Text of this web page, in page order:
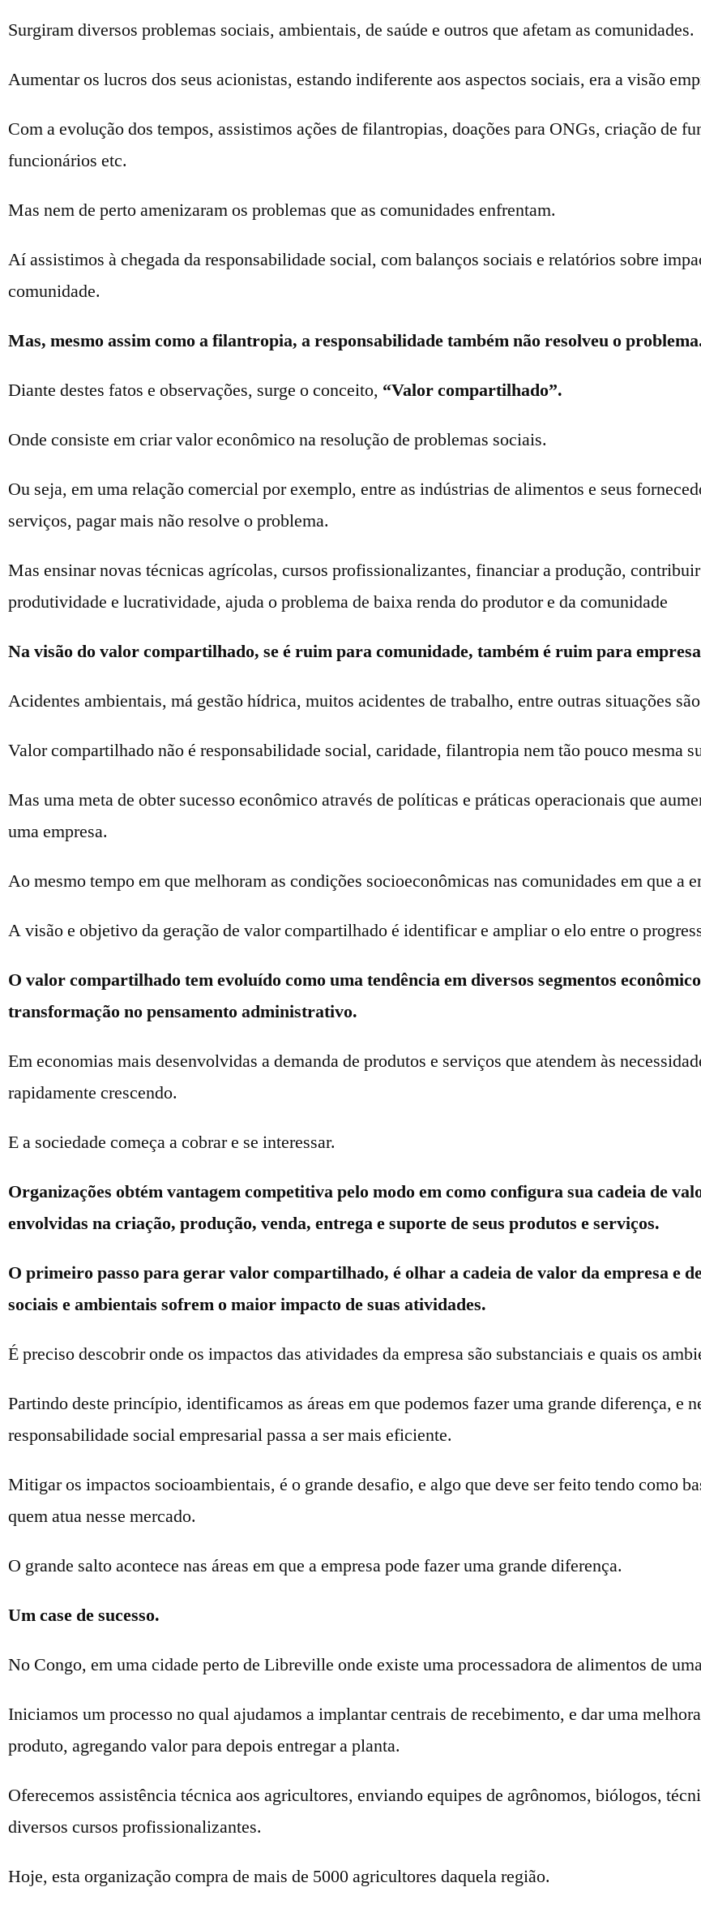
Surgiram diversos problemas sociais, ambientais, de saúde e outros que afetam as comunidades.
Aumentar os lucros dos seus acionistas, estando indiferente aos aspectos sociais, era a visão
Com a evolução dos tempos, assistimos ações de filantropias, doações para ONGs, criação de
funcionários etc.
Mas nem de perto amenizaram os problemas que as comunidades enfrentam.
Aí assistimos à chegada da responsabilidade social, com balanços sociais e relatórios sobre
comunidade.
Mas, mesmo assim como a filantropia, a responsabilidade também não resolveu o
Diante destes fatos e observações, surge o conceito, “Valor compartilhado”.
Onde consiste em criar valor econômico na resolução de problemas sociais.
Ou seja, em uma relação comercial por exemplo, entre as indústrias de alimentos e seus
serviços, pagar mais não resolve o problema.
Mas ensinar novas técnicas agrícolas, cursos profissionalizantes, financiar a produção,
produtividade e lucratividade, ajuda o problema de baixa renda do produtor e da comunidade
Na visão do valor compartilhado, se é ruim para comunidade, também é ruim para
Acidentes ambientais, má gestão hídrica, muitos acidentes de trabalho, entre outras situações
Valor compartilhado não é responsabilidade social, caridade, filantropia nem tão pouco mesma
Mas uma meta de obter sucesso econômico através de políticas e práticas operacionais que
uma empresa.
Ao mesmo tempo em que melhoram as condições socioeconômicas nas comunidades em que a
A visão e objetivo da geração de valor compartilhado é identificar e ampliar o elo entre o
O valor compartilhado tem evoluído como uma tendência em diversos segmentos
transformação no pensamento administrativo.
Em economias mais desenvolvidas a demanda de produtos e serviços que atendem às
rapidamente crescendo.
E a sociedade começa a cobrar e se interessar.
Organizações obtém vantagem competitiva pelo modo em como configura sua cadeia de
envolvidas na criação, produção, venda, entrega e suporte de seus produtos e serviços.
O primeiro passo para gerar valor compartilhado, é olhar a cadeia de valor da empresa e
sociais e ambientais sofrem o maior impacto de suas atividades.
É preciso descobrir onde os impactos das atividades da empresa são substanciais e quais os
Partindo deste princípio, identificamos as áreas em que podemos fazer uma grande diferença, e
responsabilidade social empresarial passa a ser mais eficiente.
Mitigar os impactos socioambientais, é o grande desafio, e algo que deve ser feito tendo como
quem atua nesse mercado.
O grande salto acontece nas áreas em que a empresa pode fazer uma grande diferença.
Um case de sucesso.
No Congo, em uma cidade perto de Libreville onde existe uma processadora de alimentos de
Iniciamos um processo no qual ajudamos a implantar centrais de recebimento, e dar uma
produto, agregando valor para depois entregar a planta.
Oferecemos assistência técnica aos agricultores, enviando equipes de agrônomos, biólogos,
diversos cursos profissionalizantes.
Hoje, esta organização compra de mais de 5000 agricultores daquela região.